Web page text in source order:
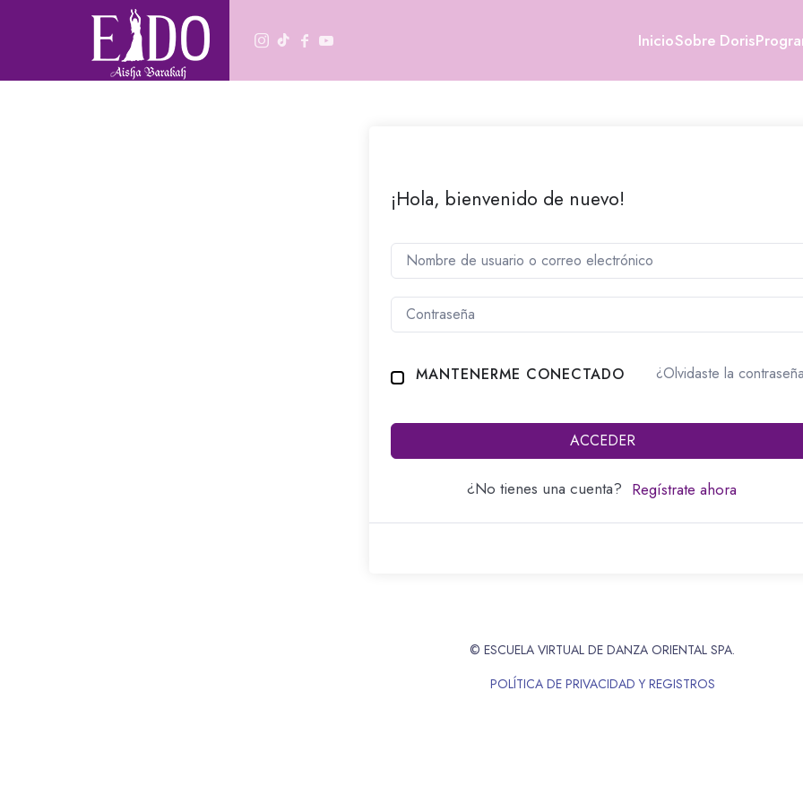
Escuela de danza InicioSobre Doris
¡Hola, bienvenido de nuevo!
MANTENERME CONECTADO ¿Olvidaste la
ACCEDER
¿No tienes una cuenta? Regístrate ahora
© ESCUELA VIRTUAL DE DANZA ORIENTAL SPA.
POLÍTICA DE PRIVACIDAD Y REGISTROS